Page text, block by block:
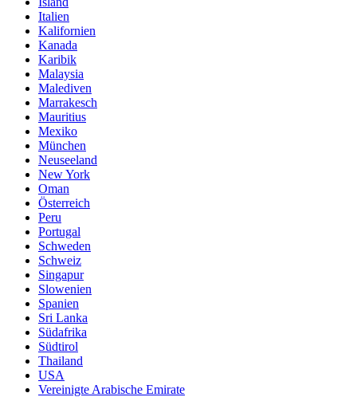
Italien
Kalifornien
Kanada
Karibik
Malaysia
Malediven
Marrakesch
Mauritius
Mexiko
München
Neuseeland
New York
Oman
Österreich
Peru
Portugal
Schweden
Schweiz
Singapur
Slowenien
Spanien
Sri Lanka
Südafrika
Südtirol
Thailand
USA
Vereinigte Arabische Emirate